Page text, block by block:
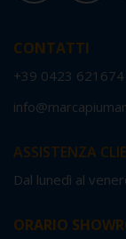
CONTATTI
+39 0423 621674
ASSISTENZA
Dal lunedì al
ORARIO